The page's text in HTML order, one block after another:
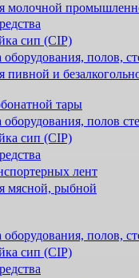
молочной
сип (CIP)
полов,
и
тары
полов
сип (CIP)
лент
мясной, рыбной
полов,
сип (CIP)